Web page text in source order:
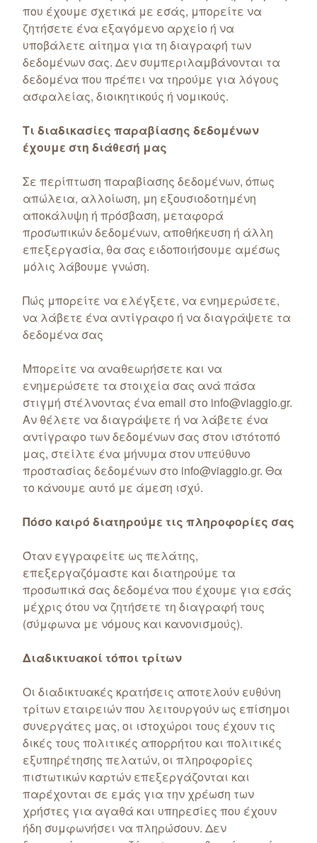
που έχουμε σχετικά με εσάς, μπορείτε να
ζητήσετε ένα εξαγόμενο αρχείο ή να
υποβάλετε αίτημα για τη διαγραφή των
δεδομένων σας. Δεν συμπεριλαμβάνονται τα
δεδομένα που πρέπει να τηρούμε για λόγους
ασφαλείας, διοικητικούς ή νομικούς.
Τι διαδικασίες παραβίασης δεδομένων
έχουμε στη διάθεσή μας
Σε περίπτωση παραβίασης δεδομένων, όπως
απώλεια, αλλοίωση, μη εξουσιοδοτημένη
αποκάλυψη ή πρόσβαση, μεταφορά
προσωπικών δεδομένων, αποθήκευση ή άλλη
επεξεργασία, θα σας ειδοποιήσουμε αμέσως
μόλις λάβουμε γνώση.
Πώς μπορείτε να ελέγξετε, να ενημερώσετε,
να λάβετε ένα αντίγραφο ή να διαγράψετε τα
δεδομένα σας
Μπορείτε να αναθεωρήσετε και να
ενημερώσετε τα στοιχεία σας ανά πάσα
στιγμή στέλνοντας ένα email στο info@viaggio.gr.
Αν θέλετε να διαγράψετε ή να λάβετε ένα
αντίγραφο των δεδομένων σας στον ιστότοπό
μας, στείλτε ένα μήνυμα στον υπεύθυνο
προστασίας δεδομένων στο info@viaggio.gr. Θα
το κάνουμε αυτό με άμεση ισχύ.
Πόσο καιρό διατηρούμε τις πληροφορίες σας
Όταν εγγραφείτε ως πελάτης,
επεξεργαζόμαστε και διατηρούμε τα
προσωπικά σας δεδομένα που έχουμε για εσάς
μέχρις ότου να ζητήσετε τη διαγραφή τους
(σύμφωνα με νόμους και κανονισμούς).
Διαδικτυακοί τόποι τρίτων
Οι διαδικτυακές κρατήσεις αποτελούν ευθύνη
τρίτων εταιρειών που λειτουργούν ως επίσημοι
συνεργάτες μας, οι ιστοχώροι τους έχουν τις
δικές τους πολιτικές απορρήτου και πολιτικές
εξυπηρέτησης πελατών, οι πληροφορίες
πιστωτικών καρτών επεξεργάζονται και
παρέχονται σε εμάς για την χρέωση των
χρήστες για αγαθά και υπηρεσίες που έχουν
ήδη συμφωνήσει να πληρώσουν. Δεν